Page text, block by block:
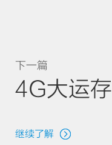
下一篇
4G大运存
继续了解